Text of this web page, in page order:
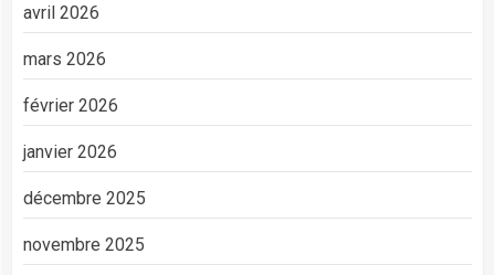
avril 2026
mars 2026
février 2026
janvier 2026
décembre 2025
novembre 2025